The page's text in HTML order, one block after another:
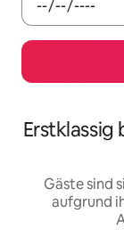
Gäste sind
aufgrund